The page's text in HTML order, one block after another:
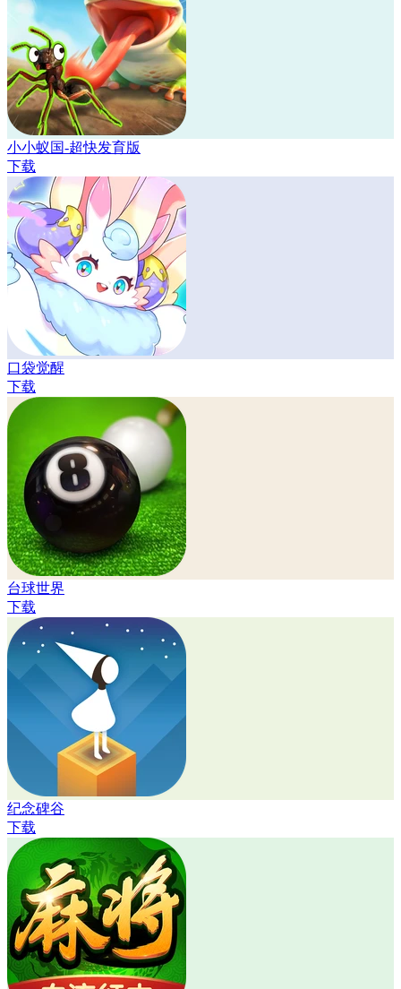
小小蚁国-超快发育版
下载
口袋觉醒
下载
台球世界
下载
纪念碑谷
下载